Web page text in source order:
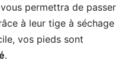
permettra de passer
à leur tige à séchage
vos pieds sont
.